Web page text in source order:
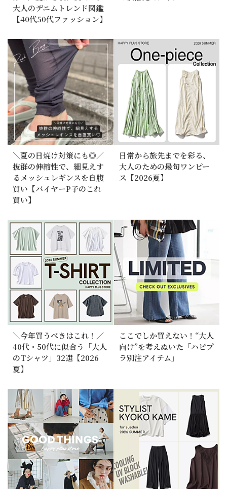
大人のデニムトレンド図鑑
【40代50代ファッション】
＼夏の日焼け対策にも◎／
抜群の伸縮性で、細見えす
るメッシュレギンスを自腹
買い【バイヤーP子のこれ
買い】
日常から旅先までを彩る、
大人のための最旬ワンピー
ス【2026夏】
＼今年買うべきはこれ！／
40代・50代に似合う「大人
のTシャツ」32選【2026
夏】
ここでしか買えない！“大人
向け”を考えぬいた「ハピプ
ラ別注アイテム」